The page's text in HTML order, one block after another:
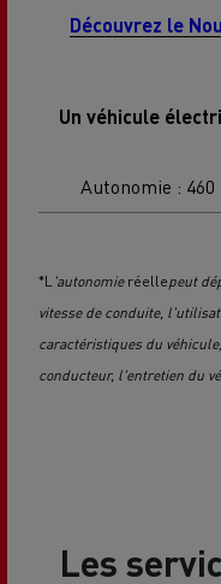
Découvrez le
Un véhicule
Autonomie :
*L 'autonomieréellepeut
vitesse de conduite,
caractéristiques du
conducteur, l'entretien du
Les